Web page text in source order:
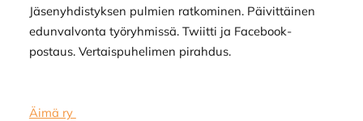
Jäsenyhdistyksen pulmien ratkominen. Päivittäinen
edunvalvonta työryhmissä. Twiitti ja Facebook-
postaus. Vertaispuhelimen pirahdus.
Äimä ry